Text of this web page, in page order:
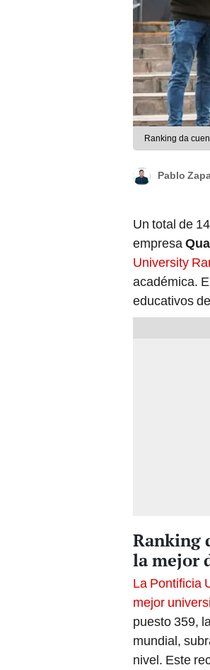
Ranking da
Pablo
Un total de
empresa
University
académica.
educativos
Ranking
la mejor
La Pontificia
mejor
puesto 359, la
mundial,
nivel. Este